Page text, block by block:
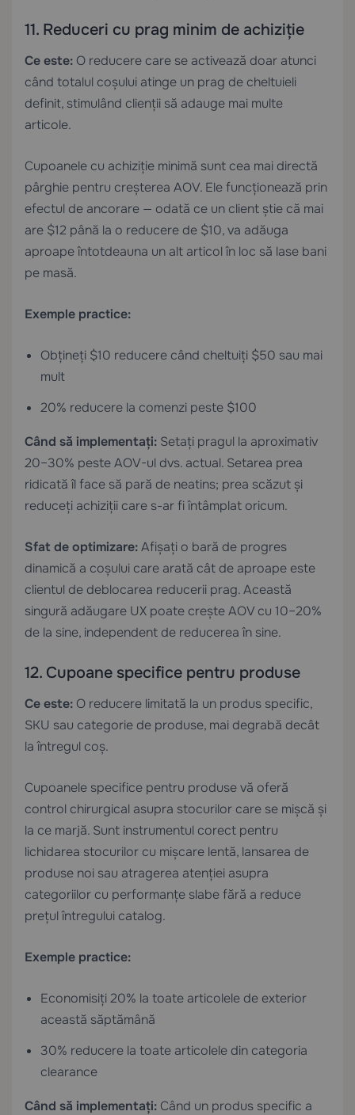
11. Reduceri cu prag minim de achiziție
Ce este: O reducere care se activează doar atunci
când totalul coșului atinge un prag de cheltuieli
definit, stimulând clienții să adauge mai multe
articole.
Cupoanele cu achiziție minimă sunt cea mai directă
pârghie pentru creșterea AOV. Ele funcționează prin
efectul de ancorare — odată ce un client știe că mai
are $12 până la o reducere de $10, va adăuga
aproape întotdeauna un alt articol în loc să lase bani
pe masă.
Exemple practice:
Obțineți $10 reducere când cheltuiți $50 sau mai
mult
20% reducere la comenzi peste $100
Când să implementați: Setați pragul la aproximativ
20–30% peste AOV-ul dvs. actual. Setarea prea
ridicată îl face să pară de neatins; prea scăzut și
reduceți achiziții care s-ar fi întâmplat oricum.
Sfat de optimizare:Afișați o bară de progres
dinamică a coșului care arată cât de aproape este
clientul de deblocarea reducerii prag. Această
singură adăugare UX poate crește AOV cu 10–20%
de la sine, independent de reducerea în sine.
12. Cupoane specifice pentru produse
Ce este: O reducere limitată la un produs specific,
SKU sau categorie de produse, mai degrabă decât
la întregul coș.
Cupoanele specifice pentru produse vă oferă
control chirurgical asupra stocurilor care se mișcă și
la ce marjă. Sunt instrumentul corect pentru
lichidarea stocurilor cu mișcare lentă, lansarea de
produse noi sau atragerea atenției asupra
categoriilor cu performanțe slabe fără a reduce
prețul întregului catalog.
Exemple practice:
Economisiți 20% la toate articolele de exterior
această săptămână
30% reducere la toate articolele din categoria
clearance
Când să implementați: Când un produs specific a